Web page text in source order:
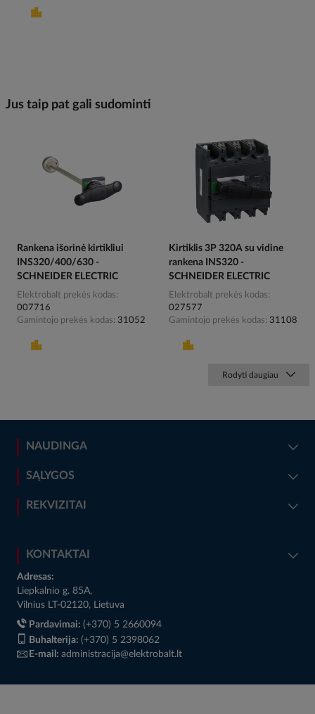
Jus taip pat gali sudominti
Rankena išorinė kirtikliui
INS320/400/630 -
SCHNEIDER ELECTRIC
Elektrobalt prekės kodas
007716
Gamintojo prekės kodas
31052
Kirtiklis 3P 320A su vidine
rankena INS320 -
SCHNEIDER ELECTRIC
Elektrobalt prekės kodas
027577
Gamintojo prekės kodas
31108
Rodyti daugiau
NAUDINGA
SĄLYGOS
REKVIZITAI
KONTAKTAI
Adresas:
Liepkalnio g. 85A,
Vilnius LT-02120, Lietuva
Pardavimai: (+370) 5 2660094
Buhalterija: (+370) 5 2398062
E-mail: administracija@elektrobalt.lt